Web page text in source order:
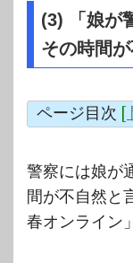
(3) 「娘が
その時間
ページ目次 [
警察には娘が
間が不自然と
春オンライン